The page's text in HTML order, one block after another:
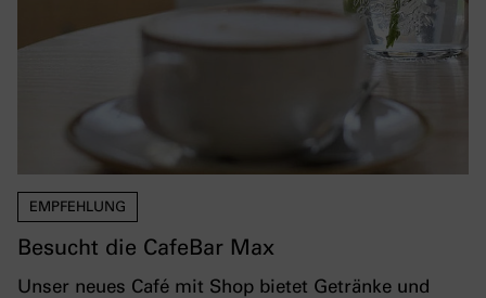
EMPFEHLUNG
Besucht die CafeBar Max
Unser neues Café mit Shop bietet Getränke und